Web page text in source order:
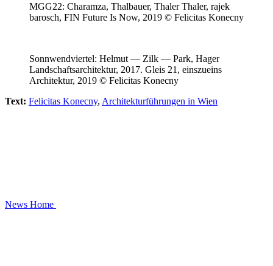
MGG22: Charamza, Thalbauer, Thaler Thaler, rajek
barosch, FIN Future Is Now, 2019 © Felicitas Konecny
Sonnwendviertel: Helmut — Zilk — Park, Hager
Landschaftsarchitektur, 2017. Gleis 21, einszueins
Architektur, 2019 © Felicitas Konecny
Text: Felicitas Konecny, Architekturführungen in Wien
News Home